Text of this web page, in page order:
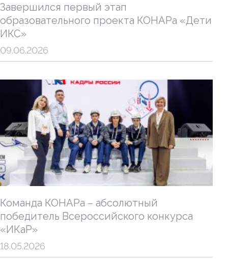
Завершился первый этап
образовательного проекта КОНАРа «Дети
ИКС»
09.06.2026
Команда КОНАРа – абсолютный
победитель Всероссийского конкурса
«ИКаР»
18.05.2026